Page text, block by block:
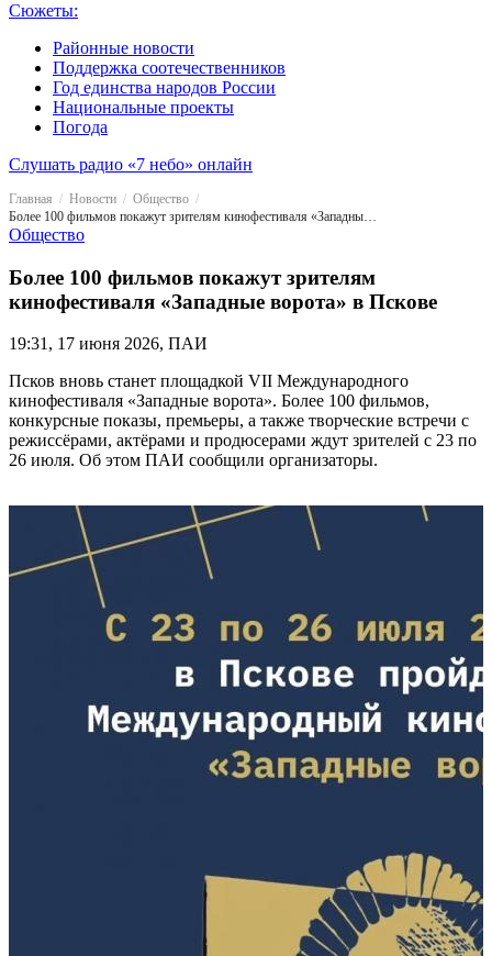
Сюжеты:
Районные новости
Поддержка соотечественников
Год единства народов России
Национальные проекты
Погода
Слушать радио «7 небо» онлайн
Главная Новости
Общество
Более 100 фильмов покажут зрителям кинофестиваля «Западные ворота» в Пскове
Общество
Более 100 фильмов покажут зрителям
кинофестиваля «Западные ворота» в Пскове
19:31, 17 июня 2026, ПАИ
Псков вновь станет площадкой VII Международного
кинофестиваля «Западные ворота». Более 100 фильмов,
конкурсные показы, премьеры, а также творческие встречи с
режиссёрами, актёрами и продюсерами ждут зрителей с 23 по
26 июля. Об этом ПАИ сообщили организаторы.